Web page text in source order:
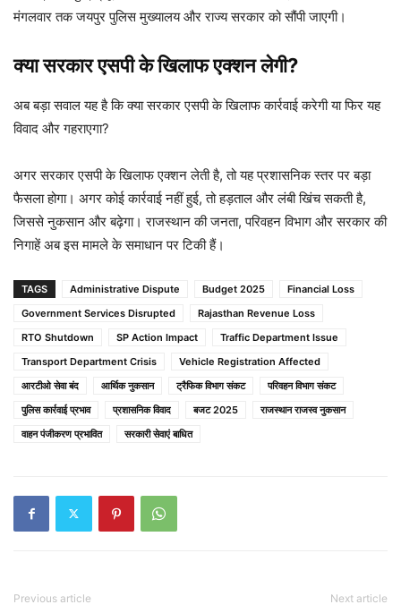
मंगलवार तक जयपुर पुलिस मुख्यालय और राज्य सरकार को सौंपी जाएगी।
क्या सरकार एसपी के खिलाफ एक्शन लेगी?
अब बड़ा सवाल यह है कि क्या सरकार एसपी के खिलाफ कार्रवाई करेगी या फिर यह
विवाद और गहराएगा?
अगर सरकार एसपी के खिलाफ एक्शन लेती है, तो यह प्रशासनिक स्तर पर बड़ा
फैसला होगा। अगर कोई कार्रवाई नहीं हुई, तो हड़ताल और लंबी खिंच सकती है,
जिससे नुकसान और बढ़ेगा। राजस्थान की जनता, परिवहन विभाग और सरकार की
निगाहें अब इस मामले के समाधान पर टिकी हैं।
TAGS Administrative Dispute Budget 2025
Financial Loss
Government Services Disrupted
Rajasthan Revenue Loss
RTO Shutdown
SP Action Impact
Traffic Department Issue
Transport Department Crisis
Vehicle Registration Affected
आरटीओ सेवा बंद
आर्थिक नुकसान ट्रैफिक विभाग संकट
परिवहन विभाग संकट
पुलिस कार्रवाई प्रभाव
प्रशासनिक विवाद बजट 2025
राजस्थान राजस्व नुकसान
वाहन पंजीकरण प्रभावित
सरकारी सेवाएं बाधित
Previous article Next article